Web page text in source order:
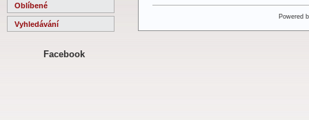
Oblíbené
Vyhledávání
Facebook
Powered